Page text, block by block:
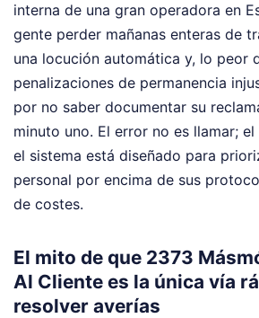
interna de una gran operadora en
gente perder mañanas enteras de
una locución automática y, lo peor
penalizaciones de permanencia
por no saber documentar su
minuto uno. El error no es llamar;
el sistema está diseñado para
personal por encima de sus
de costes.
El mito de que 2373
Al Cliente es la única vía
resolver averías